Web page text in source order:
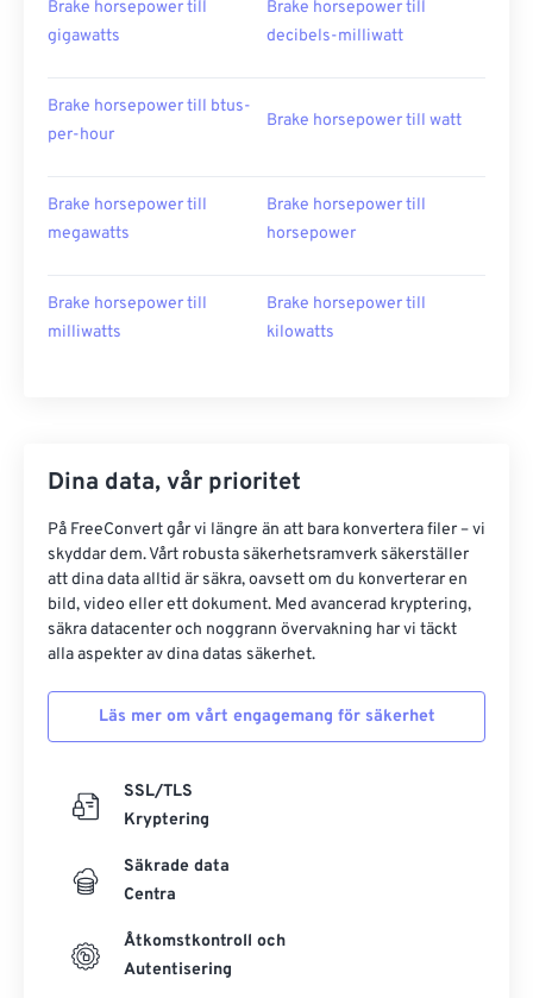
Brake horsepower till
gigawatts
Brake horsepower till
decibels-milliwatt
Brake horsepower till btus-
per-hour
Brake horsepower till watt
Brake horsepower till
megawatts
Brake horsepower till
horsepower
Brake horsepower till
milliwatts
Brake horsepower till
kilowatts
Dina data, vår prioritet
På FreeConvert går vi längre än att bara konvertera filer – vi
skyddar dem. Vårt robusta säkerhetsramverk säkerställer
att dina data alltid är säkra, oavsett om du konverterar en
bild, video eller ett dokument. Med avancerad kryptering,
säkra datacenter och noggrann övervakning har vi täckt
alla aspekter av dina datas säkerhet.
Läs mer om vårt engagemang för säkerhet
SSL/TLS
Kryptering
Säkrade data
Centra
Åtkomstkontroll och
Autentisering